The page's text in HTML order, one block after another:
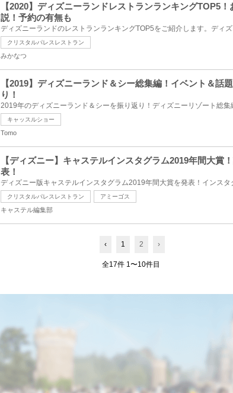
【2020】ディズニーランドレストランランキングTOP5
説！予約の有無も
クリスタルパレスレストラン
みかなつ
【2019】ディズニーランド＆シー総集編！イベント＆話
り！
キャッスルショー
Tomo
【ディズニー】キャステルインスタグラム2019年間大賞
表！
クリスタルパレスレストラン アミーゴス
キャステル編集部
‹ 1 2 ›
全17件 1〜10件目